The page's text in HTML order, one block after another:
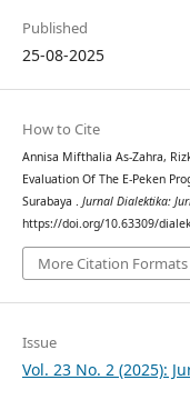
Published
25-08-2025
How to Cite
Annisa Mifthalia As-Zahra,
Evaluation Of The E-Peken
Surabaya . Jurnal Dialektika:
https://doi.org/10.63309/
More Citation Formats
Issue
Vol. 23 No. 2 (2025):